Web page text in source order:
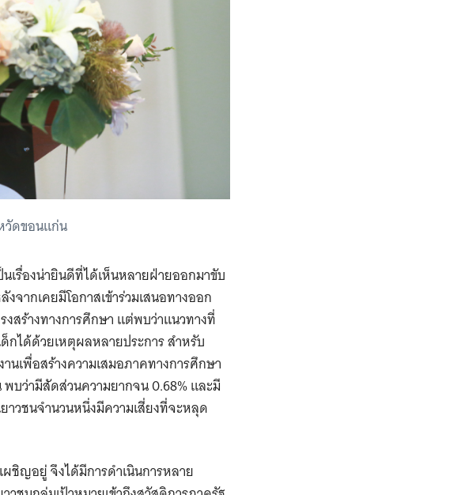
วัดขอนแก่น
เรื่องน่ายินดีที่ได้เห็นหลายฝ่ายออกมาขับ
ากเคยมีโอกาสเข้าร่วมเสนอทางออก
สร้างทางการศึกษา แต่พบว่าแนวทางที่
กได้ด้วยเหตุผลหลายประการ สำหรับ
เพื่อสร้างความเสมอภาคทางการศึกษา
บว่ามีสัดส่วนความยากจน 0.68% และมี
าวชนจำนวนหนึ่งมีความเสี่ยงที่จะหลุด
ชิญอยู่ จึงได้มีการดำเนินการหลาย